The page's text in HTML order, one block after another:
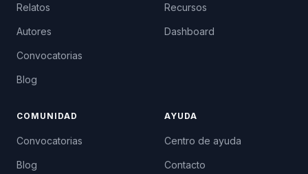
Relatos
Autores
Convocatorias
Blog
Recursos
Dashboard
COMUNIDAD
Convocatorias
Blog
AYUDA
Centro de ayuda
Contacto